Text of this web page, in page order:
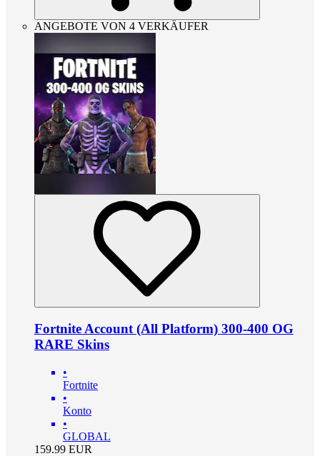
ANGEBOTE VON 4 VERKÄUFER
Fortnite Account (All Platform) 300-400 OG
RARE Skins
•
Fortnite
•
Konto
•
GLOBAL
159.99 EUR